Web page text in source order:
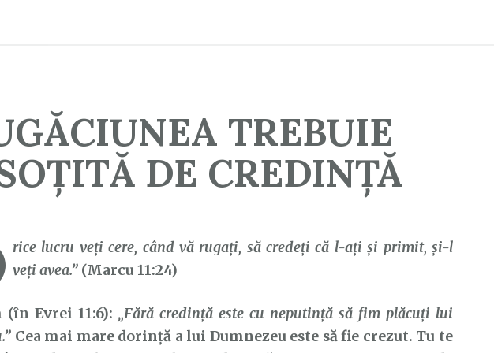
TREBUIE
DE CREDINȚĂ
rice lucru veţi cere, când vă rugaţi, să credeţi că l-aţi şi primit, şi-l
veţi avea.” (Marcu 11:24)
Evrei 11:6): „Fără credință este cu neputință să fim plăcuți lui
Cea mai mare dorință a lui Dumnezeu este să fie crezut. Tu te